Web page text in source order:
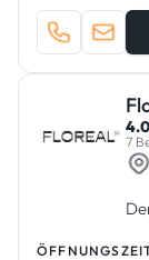
4.0
7